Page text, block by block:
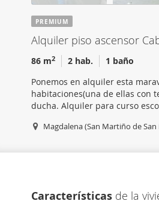
i
PREMIUM
Alquiler piso ascensor
86 m2 2 hab.
1 baño
Ponemos en alquiler esta
habitaciones(una de ellas con
ducha. Alquiler para curso
Magdalena (San Martiño de
Características de la